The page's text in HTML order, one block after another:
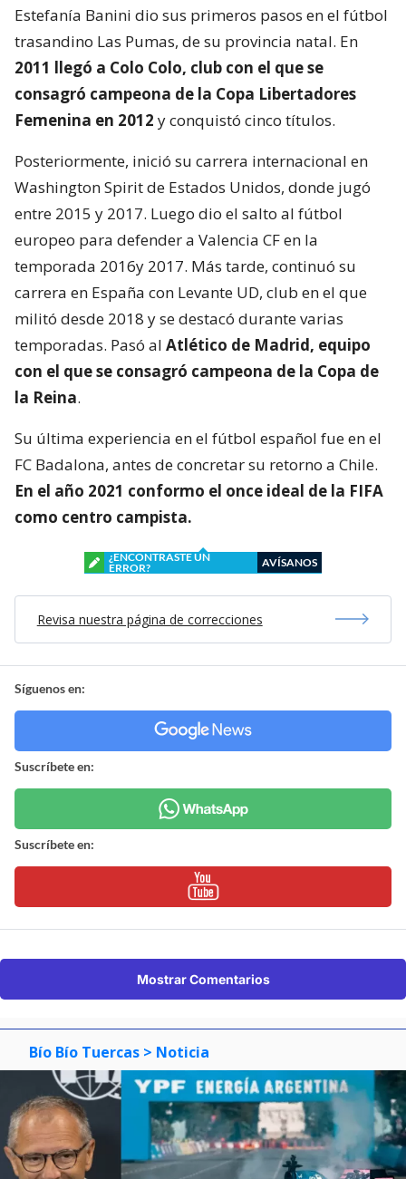
Estefanía Banini dio sus primeros pasos en el fútbol
trasandino Las Pumas, de su provincia natal. En
2011 llegó a Colo Colo, club con el que se
consagró campeona de la Copa Libertadores
Femenina en 2012 y conquistó cinco títulos.
Posteriormente, inició su carrera internacional en
Washington Spirit de Estados Unidos, donde jugó
entre 2015 y 2017. Luego dio el salto al fútbol
europeo para defender a Valencia CF en la
temporada 2016y 2017. Más tarde, continuó su
carrera en España con Levante UD, club en el que
militó desde 2018 y se destacó durante varias
temporadas. Pasó al Atlético de Madrid, equipo
con el que se consagró campeona de la Copa de
la Reina.
Su última experiencia en el fútbol español fue en el
FC Badalona, antes de concretar su retorno a Chile.
En el año 2021 conformo el once ideal de la FIFA
como centro campista.
¿ENCONTRASTE UN
ERROR?
AVÍSANOS
Revisa nuestra página de correcciones
Síguenos en:
Suscríbete en:
Suscríbete en:
Mostrar Comentarios
Bío Bío Tuercas > Noticia